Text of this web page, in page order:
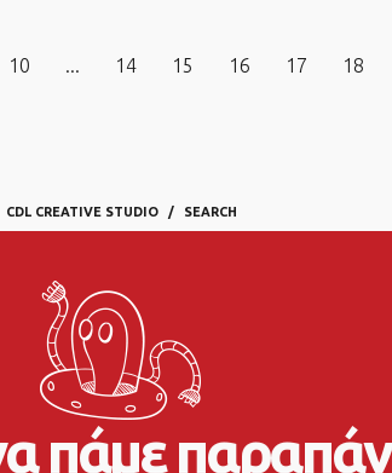
10 ... 14 15 16 17 18
CDL CREATIVE STUDIO SEARCH
πάμε